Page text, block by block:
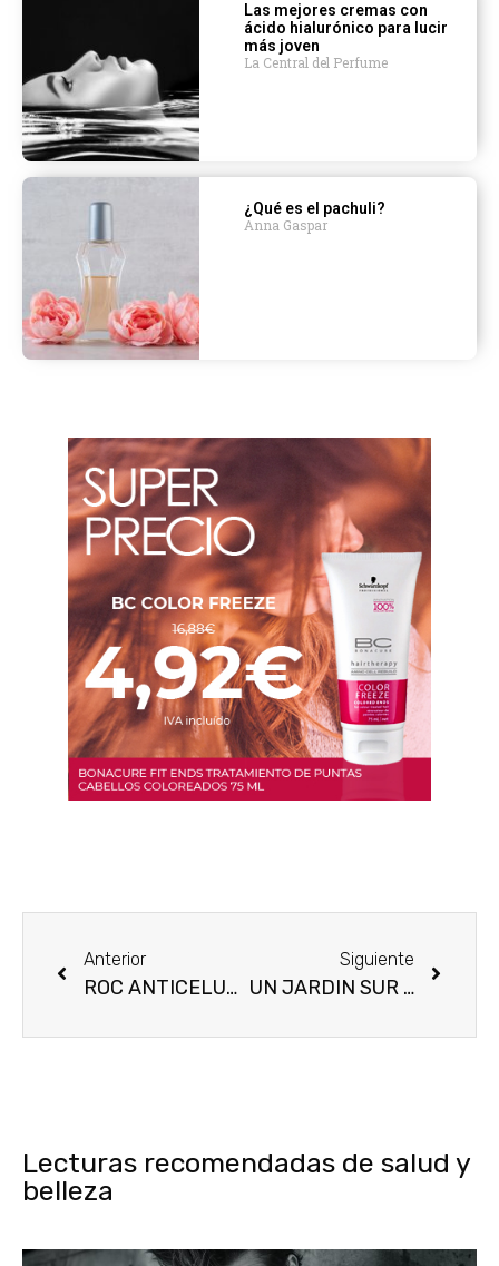
Las mejores cremas con
ácido hialurónico para lucir
más joven
La Central del Perfume
¿Qué es el pachuli?
Anna Gaspar
Anterior
ROC ANTICELULÍTICO MICRO-ACTIVO ¡LO HEMOS PROBADO!
Siguiente
UN JARDIN SUR LE TOIT, EL ÚLTIMO JARDIN DE HERMÈS
Lecturas recomendadas de salud y
belleza